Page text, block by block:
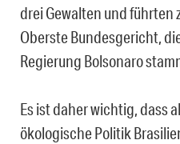
drei Gewalten und führten
Oberste Bundesgericht,
Regierung Bolsonaro
Es ist daher wichtig, dass
ökologische Politik